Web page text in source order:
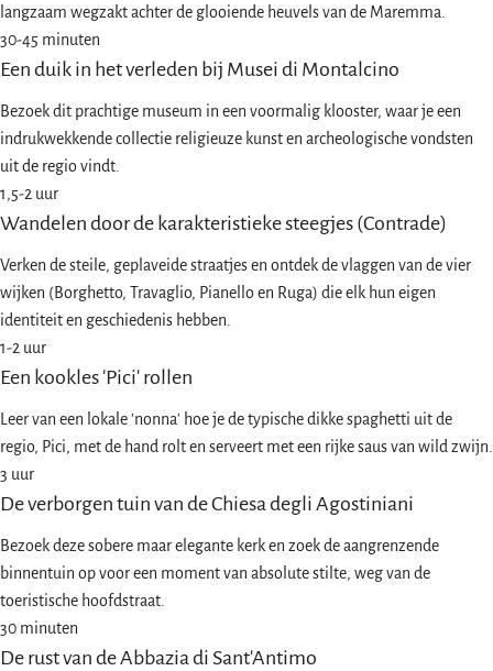
langzaam wegzakt achter de glooiende heuvels van de Maremma.
30-45 minuten
Een duik in het verleden bij Musei di Montalcino
Bezoek dit prachtige museum in een voormalig klooster, waar je een
indrukwekkende collectie religieuze kunst en archeologische vondsten
uit de regio vindt.
1,5-2 uur
Wandelen door de karakteristieke steegjes (Contrade)
Verken de steile, geplaveide straatjes en ontdek de vlaggen van de vier
wijken (Borghetto, Travaglio, Pianello en Ruga) die elk hun eigen
identiteit en geschiedenis hebben.
1-2 uur
Een kookles 'Pici' rollen
Leer van een lokale 'nonna' hoe je de typische dikke spaghetti uit de
regio, Pici, met de hand rolt en serveert met een rijke saus van wild zwijn.
3 uur
De verborgen tuin van de Chiesa degli Agostiniani
Bezoek deze sobere maar elegante kerk en zoek de aangrenzende
binnentuin op voor een moment van absolute stilte, weg van de
toeristische hoofdstraat.
30 minuten
De rust van de Abbazia di Sant'Antimo